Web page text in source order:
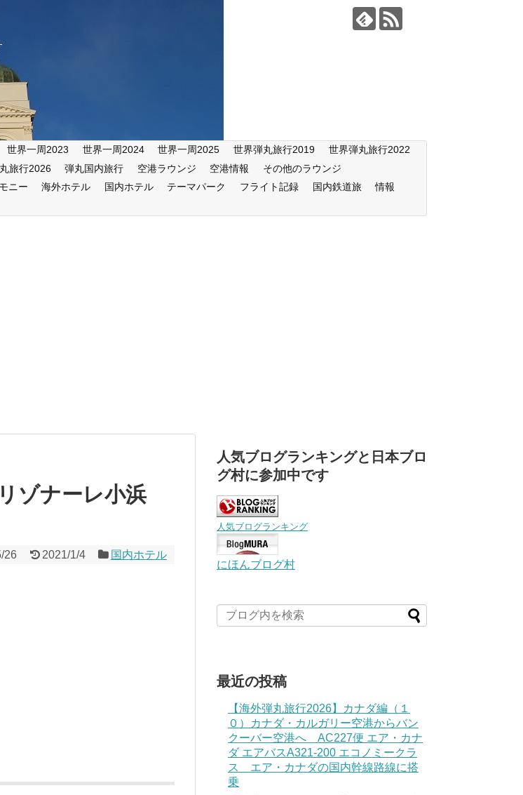
世界一周2023 世界一周2024 世界一周2025 世界弾丸旅行2019
世界弾丸旅行2022
旅行2026 弾丸国内旅行 空港ラウンジ 空港情報
その他のラウンジ
ニー 海外ホテル 国内ホテル テーマパーク フライト記録 国内鉄道旅
情報
ゾナーレ小浜
26 2021/1/4 国内ホテル
人気ブログランキングと日本ブロ
グ村に参加中です
人気ブログランキング
にほんブログ村
最近の投稿
【海外弾丸旅行2026】カナダ編（１
０）カナダ・カルガリー空港からバン
クーバー空港へ AC227便 エア・カナ
ダ エアバスA321-200 エコノミークラ
ス エア・カナダの国内幹線路線に搭
乗